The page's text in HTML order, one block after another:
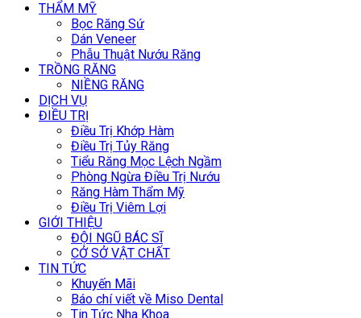
THẨM MỸ
Bọc Răng Sứ
Dán Veneer
Phẫu Thuật Nướu Răng
TRỒNG RĂNG
NIỀNG RĂNG
DỊCH VỤ
ĐIỀU TRỊ
Điều Trị Khớp Hàm
Điều Trị Tủy Răng
Tiểu Răng Mọc Lệch Ngầm
Phòng Ngừa Điều Trị Nướu
Răng Hàm Thẩm Mỹ
Điều Trị Viêm Lợi
GIỚI THIỆU
ĐỘI NGŨ BÁC SĨ
CỞ SỞ VẬT CHẤT
TIN TỨC
Khuyến Mãi
Báo chí viết về Miso Dental
Tin Tức Nha Khoa